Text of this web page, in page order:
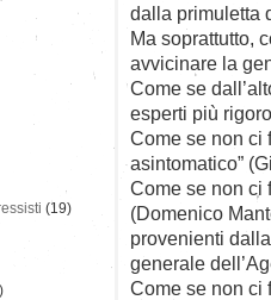
dalla primuletta
Ma soprattutto,
avvicinare la
Come se
esperti più
Come se non ci
asintomatico”
Come se non ci
(Domenico
provenienti
generale
Come se non ci
(19)